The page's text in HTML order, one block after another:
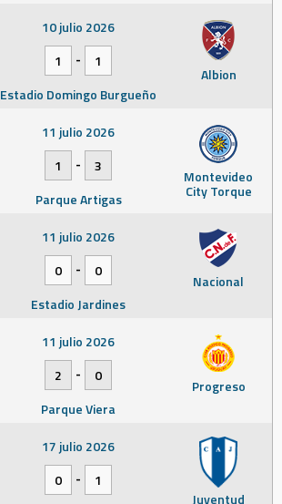
Albion
10 julio 2026
1
-
1
Estadio Domingo Burgueño
Montevideo
City Torque
11 julio 2026
1
-
3
Parque Artigas
Nacional
11 julio 2026
0
-
0
Estadio Jardines
Progreso
11 julio 2026
2
-
0
Parque Viera
Juventud
17 julio 2026
0
-
1